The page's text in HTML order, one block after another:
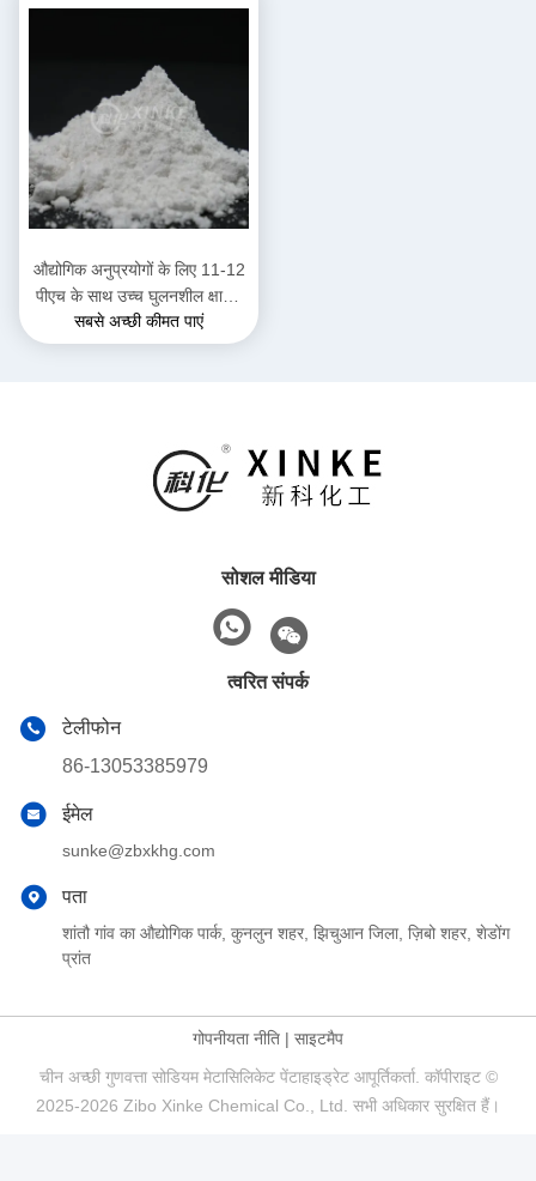
औद्योगिक अनुप्रयोगों के लिए 11-12
पीएच के साथ उच्च घुलनशील क्षारीय
सोडियम डिसिलिकेट Na2Si2O5
सबसे अच्छी कीमत पाएं
सोशल मीडिया
त्वरित संपर्क
टेलीफोन
86-13053385979
ईमेल
sunke@zbxkhg.com
पता
शांतौ गांव का औद्योगिक पार्क, कुनलुन शहर, झिचुआन जिला, ज़िबो शहर, शेडोंग
प्रांत
गोपनीयता नीति | साइटमैप
चीन अच्छी गुणवत्ता सोडियम मेटासिलिकेट पेंटाहाइड्रेट आपूर्तिकर्ता. कॉपीराइट ©
2025-2026 Zibo Xinke Chemical Co., Ltd. सभी अधिकार सुरक्षित हैं।